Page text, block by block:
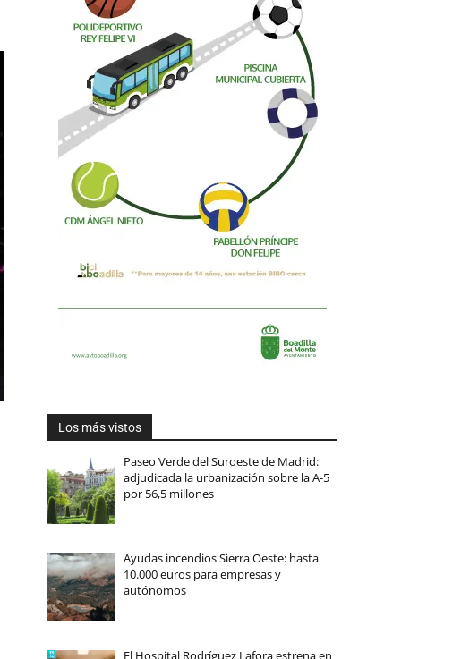
Los más vistos
Paseo Verde del Suroeste de Madrid:
adjudicada la urbanización sobre la A-5
por 56,5 millones
Ayudas incendios Sierra Oeste: hasta
10.000 euros para empresas y
autónomos
El Hospital Rodríguez Lafora estrena en